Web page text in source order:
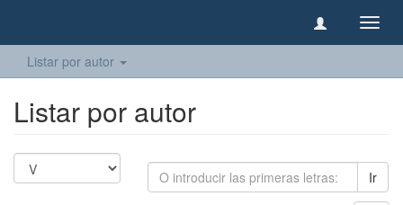
Listar por autor
Listar por autor
Ir